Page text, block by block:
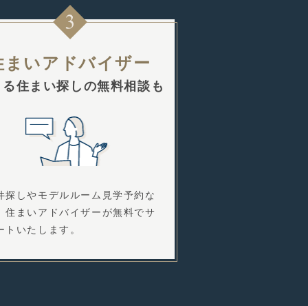
まいアドバイザー
る住まい探しの無料相談も
探しやモデルルーム見学予約な
住まいアドバイザーが無料でサ
トいたします。